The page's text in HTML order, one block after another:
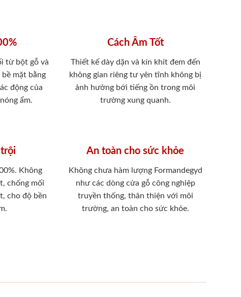
từ bột gỗ và
mặt bằng
động của
ẩm.
Cách Âm Tốt
Thiết kế dày dặn và kín khít đem đến
không gian riêng tư yên tĩnh không bị
ảnh hưởng bới tiếng ồn trong môi
trường xung quanh.
Không
chống mối
cho độ bền
An toàn cho sức khỏe
Không chưa hàm lượng Formandegyd
như các dòng cửa gỗ công nghiệp
truyền thống, thân thiện với môi
trường, an toàn cho sức khỏe.